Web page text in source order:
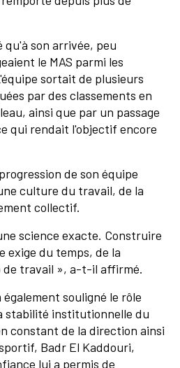
son arrivée, peu
le MAS parmi les
sortait de plusieurs
par des classements en
ainsi que par un passage
qui rendait l'objectif encore
de son équipe
culture du travail, de la
collectif.
science exacte. Construire
exige du temps, de la
de travail », a-t-il affirmé.
souligné le rôle
stabilité institutionnelle du
constant de la direction ainsi
Badr El Kaddouri,
lui a permis de